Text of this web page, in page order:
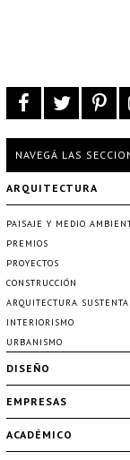
NAVEGÁ LAS
ARQUITECTURA
PAISAJE Y MEDIO
PREMIOS
PROYECTOS
CONSTRUCCIÓN
ARQUITECTURA
INTERIORISMO
URBANISMO
DISEÑO
EMPRESAS
ACADÉMICO